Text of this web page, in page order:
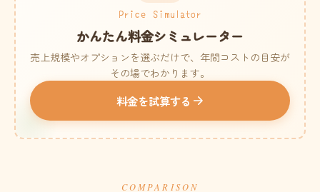
Price Simulator
かんたん料金シミュレーター
売上規模やオプションを選ぶだけで、年間コストの目安が
その場でわかります。
料金を試算する
COMPARISON